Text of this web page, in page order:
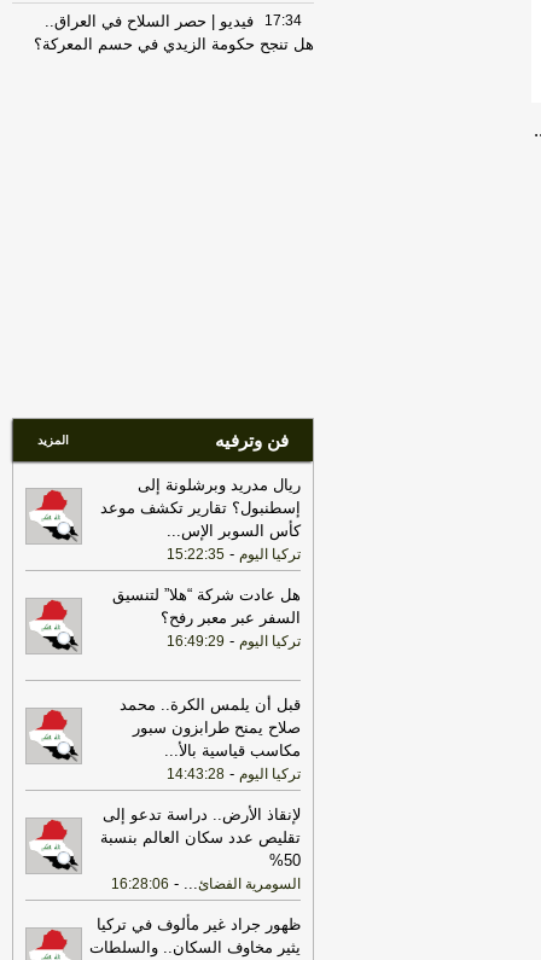
17:34
فيديو | حصر السلاح في العراق..
هل تنجح حكومة الزيدي في حسم المعركة؟
17:25
الداخلية: فيديو تعنيف الطفلة
المتداول لم يقع داخل العراق-
العاجلة
17:25
20 ألف سلاح يدخل سجل الدولة..
الداخلية تصادر آلاف الأسلحة والاعتدة خلال
تموز-اخبار العراق العاجلة
17:25
الداخلية تنفي وقوع حادثة تعنيف
طفلة متداولة داخل العراق
اخبار العراق
17:22
الداخلية تصادر آلاف الأسلحة والاعتدة خلال
تموز- هذا اليوم
17:22
الداخلية تنفي وقوع حادثة تعنيف
طفلة متداولة داخل العراق-
17:21
مقتل شخص وإصابة آخر بإطلاق
نار وتسليب جنوبي العراق
17:21
بواقع 10 آلاف دونم.. ذي قار تعلن
تنفيذ الخطة الصيفية للشلب بالكامل
العراق العاجلة
فن وترفيه المزيد
ريال مدريد وبرشلونة إلى
إسطنبول؟ تقارير تكشف موعد
كأس السوبر الإس...
تركيا اليوم -
15:22:35
هل عادت شركة “هلا” لتنسيق
السفر عبر معبر رفح؟
تركيا اليوم -
16:49:29
قبل أن يلمس الكرة.. محمد
صلاح يمنح طرابزون سبور
مكاسب قياسية بالأ...
تركيا اليوم -
14:43:28
لإنقاذ الأرض.. دراسة تدعو إلى
تقليص عدد سكان العالم بنسبة
50%
السومرية الفضائ...
-
16:28:06
ظهور جراد غير مألوف في تركيا
يثير مخاوف السكان.. والسلطات